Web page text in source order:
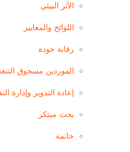
الأثر البيئي
اللوائح والمعايير
رقابة جودة
الموردين مسحوق
إعادة التدوير وإدارة
بحث مبتكر
خاتمة